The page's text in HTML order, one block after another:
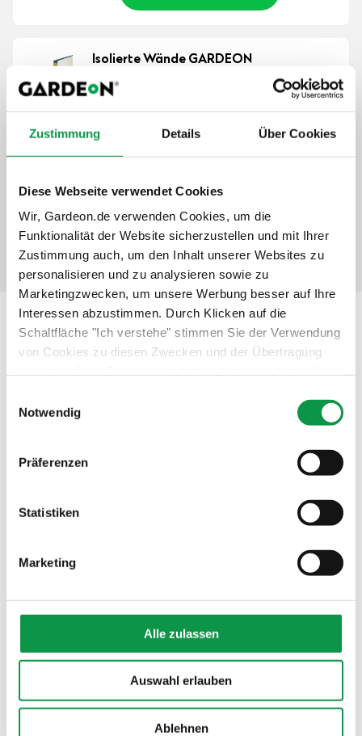
Zustimmung Details Über Cookies
Diese Webseite verwendet Cookies
Wir, Gardeon.de verwenden Cookies, um die
Funktionalität der Website sicherzustellen und mit Ihrer
Zustimmung auch, um den Inhalt unserer Websites zu
personalisieren und zu analysieren sowie zu
Marketingzwecken, um unsere Werbung besser auf Ihre
Interessen abzustimmen. Durch Klicken auf die
Schaltfläche "Ich verstehe" stimmen Sie der Verwendung
von Cookies zu diesen Zwecken und der Übertragung
Werbung in sozialen Netzwerken und Werbenetzwerken
auf anderen Websites zu. Diese Zustimmung ist freiwillig
Informationen zu den verwendeten Cookies, zu Ihren
der Verwendung von Cookies nicht oder nur teilweise
zuzustimmen, finden Sie unter dem Link „Detaillierte
Notwendig
Präferenzen
Statistiken
Marketing
Alle zulassen
Auswahl erlauben
Ablehnen
Isolierte Wände GARDEON
Mehr Komfort im Winter und Sommer
Details anzeigen Verbindlich auswählen
Beschreibung
GARDEON® mit Carport / Schutz vor Regen
und starker Sonne
Suchen Sie einen überdachten Stellplatz für Ihr Auto, einen
Platz zum Lagern von Brennholz, eine stilvolle Hütte mit
Pavillon oder Pergola zum Entspannen mit Freunden oder